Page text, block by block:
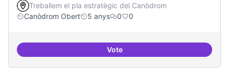
Treballem el pla estratègic del Canòdrom
Canòdrom Obert
5 anys 0 0
VoteIdees per la millora democràtica